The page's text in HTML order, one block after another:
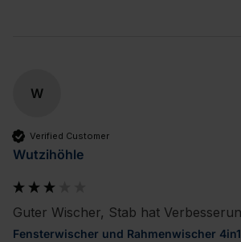
W
Verified Customer
Wutzihöhle
Guter Wischer, Stab hat
Fensterwischer und Rahmenwischer